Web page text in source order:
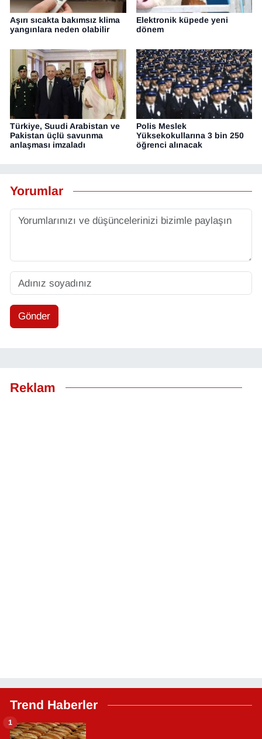
Aşırı sıcakta bakımsız klima
yangınlara neden olabilir
Elektronik küpede yeni
dönem
Türkiye, Suudi Arabistan ve
Pakistan üçlü savunma
anlaşması imzaladı
Polis Meslek
Yüksekokullarına 3 bin 250
öğrenci alınacak
Yorumlar
Gönder
Reklam
Trend Haberler
1